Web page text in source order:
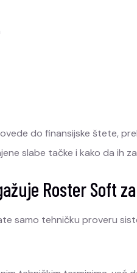
do finansijske štete,
slabe tačke i kako da ih
Roster Soft
samo tehničku proveru